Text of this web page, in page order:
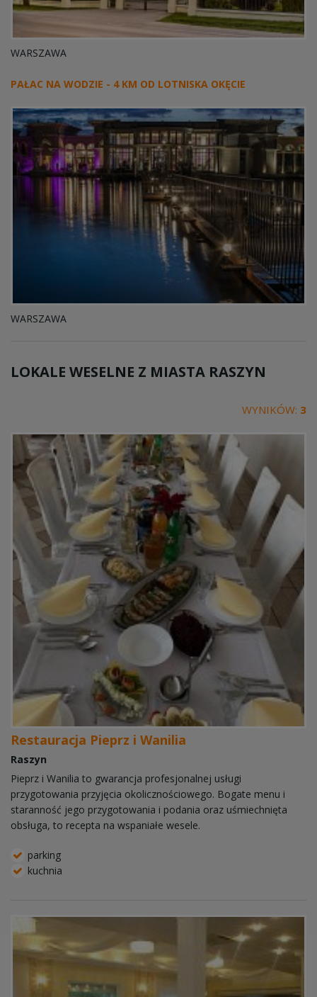
WARSZAWA
PAŁAC NA WODZIE - 4 KM OD LOTNISKA OKĘCIE
WARSZAWA
LOKALE WESELNE Z MIASTA RASZYN
WYNIKÓW: 3
Restauracja Pieprz i Wanilia
Raszyn
Pieprz i Wanilia to gwarancja profesjonalnej usługi
przygotowania przyjęcia okolicznościowego. Bogate menu i
staranność jego przygotowania i podania oraz uśmiechnięta
obsługa, to recepta na wspaniałe wesele.
parking
kuchnia